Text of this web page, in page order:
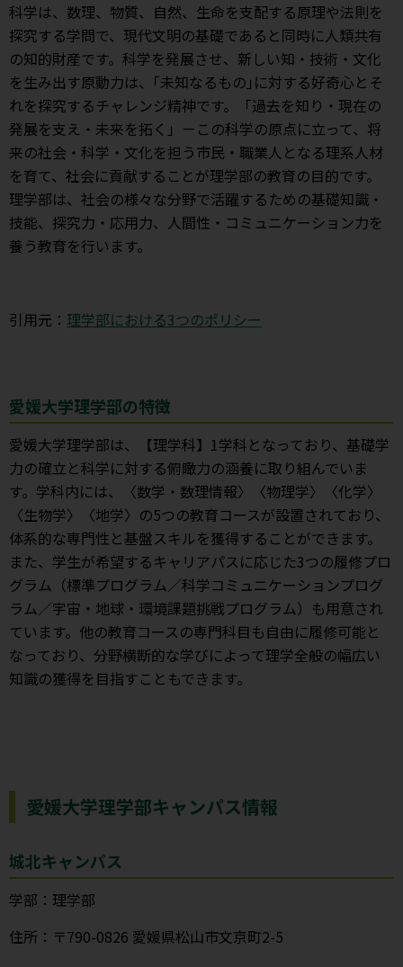
科学は、数理、物質、自然、生命を支配する原理や法則を
探究する学問で、現代文明の基礎であると同時に人類共有
の知的財産です。科学を発展させ、新しい知・技術・文化
を生み出す原動力は、｢未知なるもの｣に対する好奇心とそ
れを探究するチャレンジ精神です。「過去を知り・現在の
発展を支え・未来を拓く」－この科学の原点に立って、将
来の社会・科学・文化を担う市民・職業人となる理系人材
を育て、社会に貢献することが理学部の教育の目的です。
理学部は、社会の様々な分野で活躍するための基礎知識・
技能、探究力・応用力、人間性・コミュニケーション力を
養う教育を行います。
引用元： 理学部における3つのポリシー
愛媛大学理学部の特徴
愛媛大学理学部は、【理学科】1学科となっており、基礎学
力の確立と科学に対する俯瞰力の涵養に取り組んでいま
す。学科内には、〈数学・数理情報〉〈物理学〉〈化学〉
〈生物学〉〈地学〉の5つの教育コースが設置されており、
体系的な専門性と基盤スキルを獲得することができます。
また、学生が希望するキャリアパスに応じた3つの履修プロ
グラム（標準プログラム／科学コミュニケーションプログ
ラム／宇宙・地球・環境課題挑戦プログラム）も用意され
ています。他の教育コースの専門科目も自由に履修可能と
なっており、分野横断的な学びによって理学全般の幅広い
知識の獲得を目指すこともできます。
愛媛大学理学部キャンパス情報
城北キャンパス
学部：理学部
住所：〒790-0826 愛媛県松山市文京町2-5